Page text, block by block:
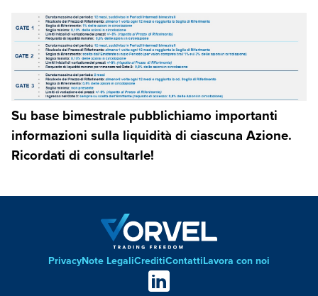
Immagine
Su base bimestrale pubblichiamo importanti
informazioni sulla liquidità di ciascuna Azione.
Ricordati di consultarle!
Footer
PrivacyNote LegaliCreditiContattiLavora con noi